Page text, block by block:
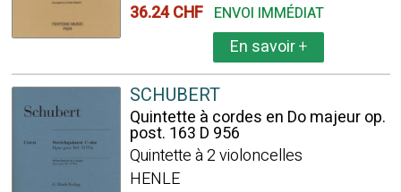
36.24 CHF ENVOI IMMÉDIAT
En savoir+
SCHUBERT
Quintette à cordes en Do majeur op.
post. 163 D 956
Quintette à 2 violoncelles
HENLE